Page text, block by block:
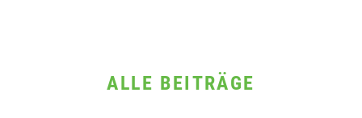
ALLE BEITRÄGE